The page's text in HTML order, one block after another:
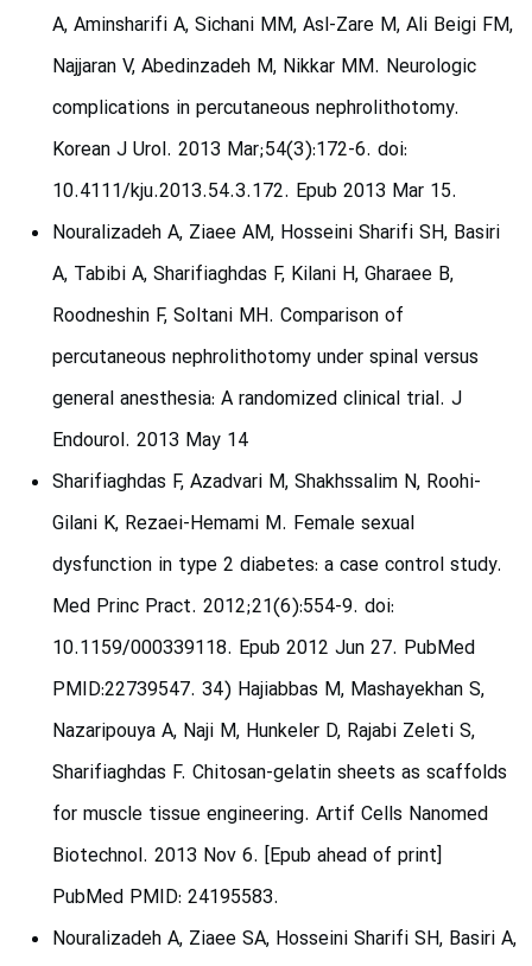
A, Aminsharifi A, Sichani MM, Asl-Zare M, Ali Beigi FM,
Najjaran V, Abedinzadeh M, Nikkar MM. Neurologic
complications in percutaneous nephrolithotomy.
Korean J Urol. 2013 Mar;54(3):172-6. doi:
10.4111/kju.2013.54.3.172. Epub 2013 Mar 15.
Nouralizadeh A, Ziaee AM, Hosseini Sharifi SH, Basiri
A, Tabibi A, Sharifiaghdas F, Kilani H, Gharaee B,
Roodneshin F, Soltani MH. Comparison of
percutaneous nephrolithotomy under spinal versus
general anesthesia: A randomized clinical trial. J
Endourol. 2013 May 14
Sharifiaghdas F, Azadvari M, Shakhssalim N, Roohi-
Gilani K, Rezaei-Hemami M. Female sexual
dysfunction in type 2 diabetes: a case control study.
Med Princ Pract. 2012;21(6):554-9. doi:
10.1159/000339118. Epub 2012 Jun 27. PubMed
PMID:22739547. 34) Hajiabbas M, Mashayekhan S,
Nazaripouya A, Naji M, Hunkeler D, Rajabi Zeleti S,
Sharifiaghdas F. Chitosan-gelatin sheets as scaffolds
for muscle tissue engineering. Artif Cells Nanomed
Biotechnol. 2013 Nov 6. [Epub ahead of print]
PubMed PMID: 24195583.
Nouralizadeh A, Ziaee SA, Hosseini Sharifi SH, Basiri A,